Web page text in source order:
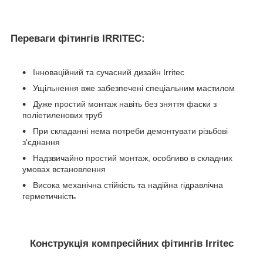
Переваги фітингів IRRITEC:
Інноваційний та сучасний дизайн Irritec
Ущільнення вже забезпечені спеціальним мастилом
Дуже простий монтаж навіть без зняття фаски з
поліетиленових труб
При складанні нема потреби демонтувати різьбові
з'єднання
Надзвичайно простий монтаж, особливо в складних
умовах встановлення
Висока механічна стійкість та надійна гідравлічна
герметичність
Конструкція компресійних фітингів Irritec